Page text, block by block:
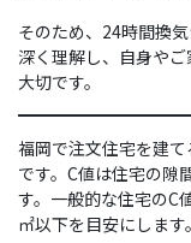
そのため、24時間換
深く理解し、自身や
大切です。
福岡で注文住宅を建
です。C値は住宅の隙
す。一般的な住宅のC
㎡以下を目安にします。